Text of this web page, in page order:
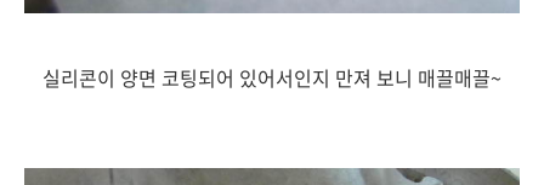
실리콘이 양면 코팅되어 있어서인지 만져 보니 매끌매끌~